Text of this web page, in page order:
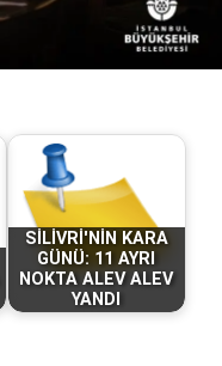
SİLİVRİ'NİN KARA
GÜNÜ: 11 AYRI
NOKTA ALEV ALEV
YANDI